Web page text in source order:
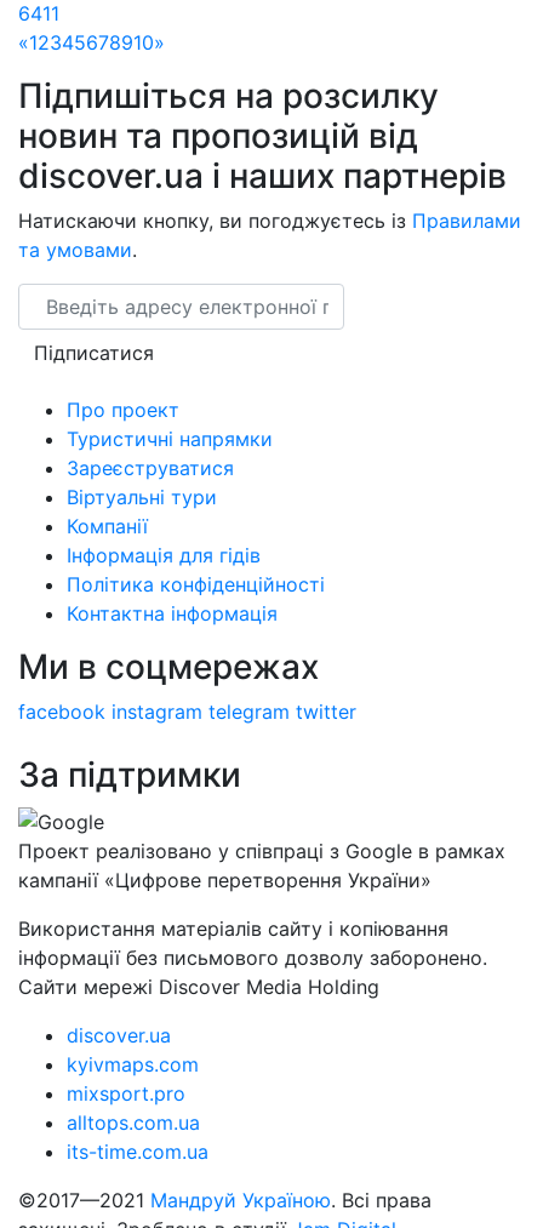
6411
«12345678910»
Підпишіться на розсилку
новин та пропозицій від
discover.ua і наших партнерів
Натискаючи кнопку, ви погоджуєтесь із Правилами
та умовами.
Email
Підписатися
Про проект
Туристичні напрямки
Зареєструватися
Віртуальні тури
Компанії
Інформація для гідів
Політика конфіденційності
Контактна інформація
Ми в соцмережах
facebook instagram telegram twitter
За підтримки
Проект реалізовано у співпраці з Google в рамках
кампанії «Цифрове перетворення України»
Використання матеріалів сайту і копіювання
інформації без письмового дозволу заборонено.
Сайти мережі Discover Media Holding
discover.ua
kyivmaps.com
mixsport.pro
alltops.com.ua
its-time.com.ua
©2017—2021 Мандруй Україною. Всі права